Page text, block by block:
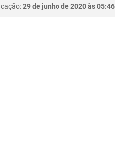
29 de junho de 2020 às 05:46